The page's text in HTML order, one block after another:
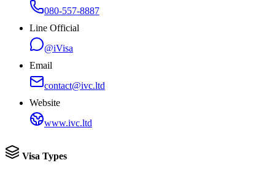
080-557-8887
Line Official
@iVisa
Email
contact@ivc.ltd
Website
www.ivc.ltd
Visa Types